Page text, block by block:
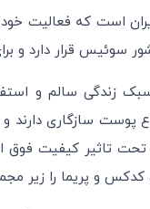
سوئیس قرار دارد و
زندگی سالم و
پوست سازگاری
تاثیر کیفیت فوق
کدکس و پریما را زیر